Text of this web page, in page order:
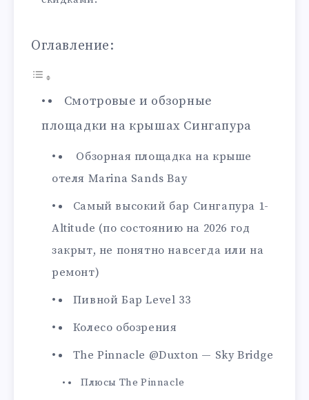
Оглавление:
Смотровые и обзорные
площадки на крышах Сингапура
Обзорная площадка на крыше
отеля Marina Sands Bay
Самый высокий бар Сингапура 1-
Altitude (по состоянию на 2026 год
закрыт, не понятно навсегда или на
ремонт)
Пивной Бар Level 33
Колесо обозрения
The Pinnacle @Duxton — Sky Bridge
Плюсы The Pinnacle